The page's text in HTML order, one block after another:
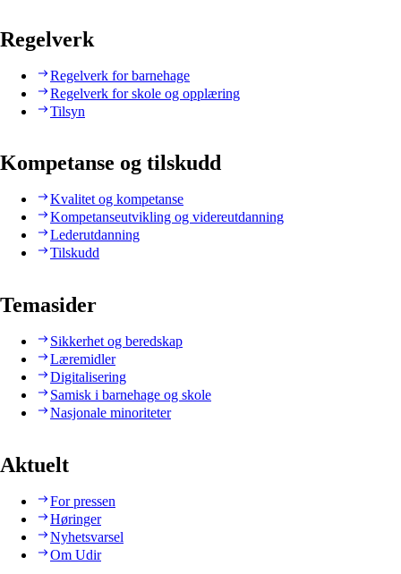
Regelverk
Regelverk for barnehage
Regelverk for skole og opplæring
Tilsyn
Kompetanse og tilskudd
Kvalitet og kompetanse
Kompetanseutvikling og videreutdanning
Lederutdanning
Tilskudd
Temasider
Sikkerhet og beredskap
Læremidler
Digitalisering
Samisk i barnehage og skole
Nasjonale minoriteter
Aktuelt
For pressen
Høringer
Nyhetsvarsel
Om Udir